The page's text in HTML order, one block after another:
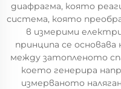
диафрагма, която
система, която
в измерими
принципа се
между затопленото
което генерира
измерваното